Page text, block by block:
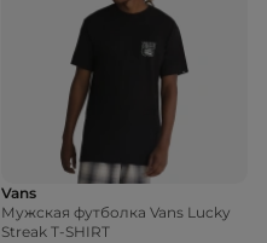
Vans
Мужская футболка Vans Lucky
Streak T-SHIRT